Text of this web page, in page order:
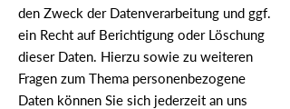
den Zweck der Datenverarbeitung und ggf.
ein Recht auf Berichtigung oder Löschung
dieser Daten. Hierzu sowie zu weiteren
Fragen zum Thema personenbezogene
Daten können Sie sich jederzeit an uns